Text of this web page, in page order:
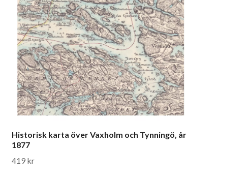
Historisk karta över Vaxholm och Tynningö, år
1877
419 kr